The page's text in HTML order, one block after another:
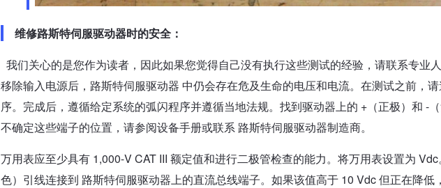
维修路斯特伺服驱动器时的安全：
我们关心的是您作为读者，因此如果您觉得自己没有执行这些测试的经验，请联系专业
移除输入电源后，路斯特伺服驱动器 中仍会存在危及生命的电压和电流。在测试之前，
序。完成后，遵循给定系统的弧闪程序并遵循当地法规。找到驱动器上的 +（正极）和 -
不确定这些端子的位置，请参阅设备手册或联系 路斯特伺服驱动器制造商。
万用表应至少具有 1,000-V CAT III 额定值和进行二极管检查的能力。将万用表设置为
色）引线连接到 路斯特伺服驱动器上的直流总线端子。如果该值高于 10 Vdc 但正在降